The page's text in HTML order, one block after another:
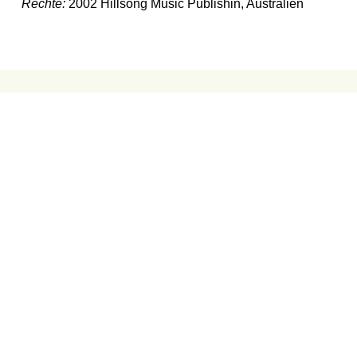
Rechte:2002 Hillsong Music Publishin, Australien